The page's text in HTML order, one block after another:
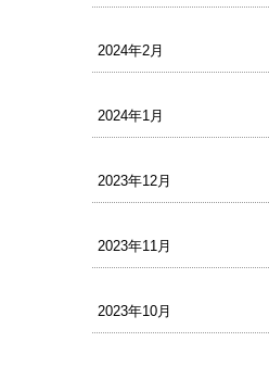
2024年2月
2024年1月
2023年12月
2023年11月
2023年10月